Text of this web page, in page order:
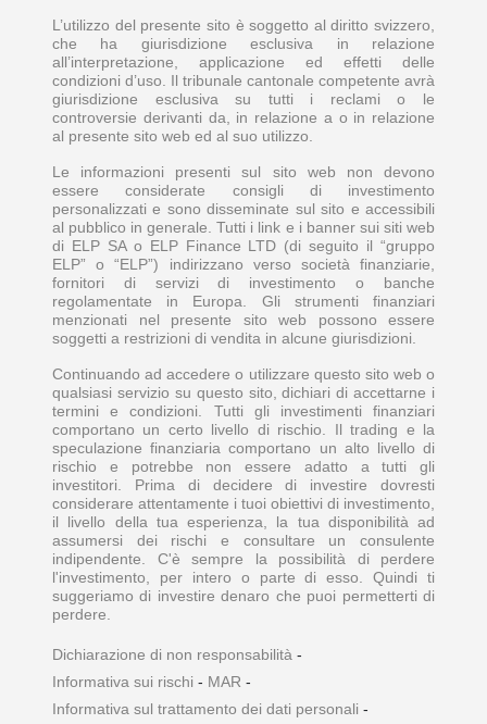
L’utilizzo del presente sito è soggetto al diritto svizzero,
che ha giurisdizione esclusiva in relazione
all’interpretazione, applicazione ed effetti delle
condizioni d’uso. Il tribunale cantonale competente avrà
giurisdizione esclusiva su tutti i reclami o le
controversie derivanti da, in relazione a o in relazione
al presente sito web ed al suo utilizzo.
Le informazioni presenti sul sito web non devono
essere considerate consigli di investimento
personalizzati e sono disseminate sul sito e accessibili
al pubblico in generale. Tutti i link e i banner sui siti web
di ELP SA o ELP Finance LTD (di seguito il “gruppo
ELP” o “ELP”) indirizzano verso società finanziarie,
fornitori di servizi di investimento o banche
regolamentate in Europa. Gli strumenti finanziari
menzionati nel presente sito web possono essere
soggetti a restrizioni di vendita in alcune giurisdizioni.
Continuando ad accedere o utilizzare questo sito web o
qualsiasi servizio su questo sito, dichiari di accettarne i
termini e condizioni. Tutti gli investimenti finanziari
comportano un certo livello di rischio. Il trading e la
speculazione finanziaria comportano un alto livello di
rischio e potrebbe non essere adatto a tutti gli
investitori. Prima di decidere di investire dovresti
considerare attentamente i tuoi obiettivi di investimento,
il livello della tua esperienza, la tua disponibilità ad
assumersi dei rischi e consultare un consulente
indipendente. C'è sempre la possibilità di perdere
l'investimento, per intero o parte di esso. Quindi ti
suggeriamo di investire denaro che puoi permetterti di
perdere.
Dichiarazione di non responsabilità -
Informativa sui rischi - MAR -
Informativa sul trattamento dei dati personali -